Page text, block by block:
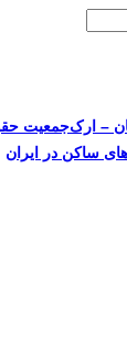
جمعیت
ساکن در ایران